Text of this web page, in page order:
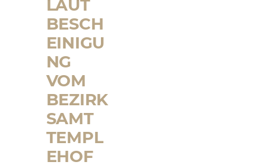
LAUT
BESCH
EINIGU
NG
VOM
BEZIRK
SAMT
TEMPL
EHOF